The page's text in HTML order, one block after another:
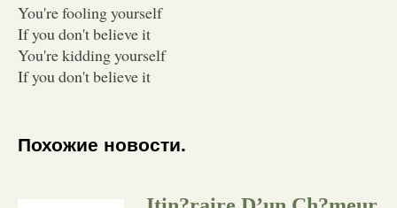
You're fooling yourself
If you don't believe it
You're kidding yourself
If you don't believe it
Похожие новости.